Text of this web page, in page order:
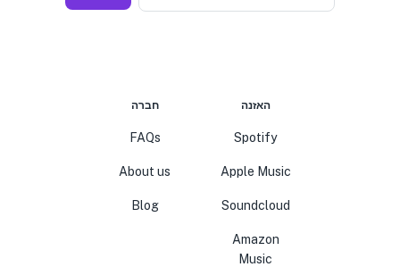
האזנה
Spotify
Apple Music
Soundcloud
Amazon
Music
חברה
FAQs
About us
Blog